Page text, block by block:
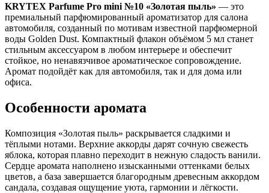
KRYTEX Parfume Pro mini №10 «Золотая пыль» — это
премиальный парфюмированный ароматизатор для салона
автомобиля, созданный по мотивам известной парфюмерной
воды Golden Dust. Компактный флакон объёмом 5 мл станет
стильным аксессуаром в любом интерьере и обеспечит
стойкое, но ненавязчивое ароматическое сопровождение.
Аромат подойдёт как для автомобиля, так и для дома или
офиса.
Особенности аромата
Композиция «Золотая пыль» раскрывается сладкими и
тёплыми нотами. Верхние аккорды дарят сочную свежесть
яблока, которая плавно переходит в нежную сладость ванили.
Сердце аромата наполнено изысканными оттенками белых
цветов, а база завершается благородным древесным аккордом
сандала, создавая ощущение уюта, гармонии и лёгкости.